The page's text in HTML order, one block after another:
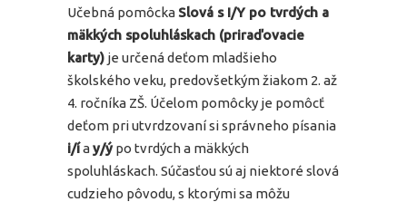
Učebná pomôcka Slová s I/Y po tvrdých a
mäkkých spoluhláskach (priraďovacie
karty) je určená deťom mladšieho
školského veku, predovšetkým žiakom 2. až
4. ročníka ZŠ. Účelom pomôcky je pomôcť
deťom pri utvrdzovaní si správneho písania
i/íay/ýpo tvrdých a mäkkých
spoluhláskach. Súčasťou sú aj niektoré slová
cudzieho pôvodu, s ktorými sa môžu